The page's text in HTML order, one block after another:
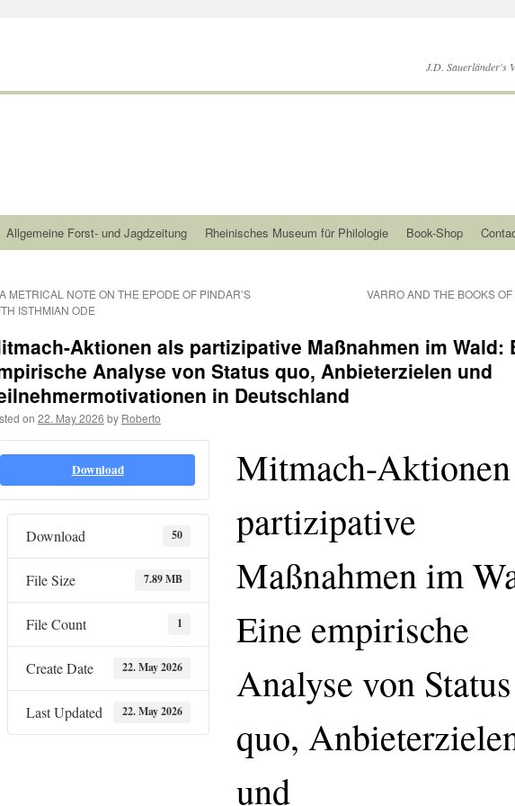
J.D. Sauerländer's
Allgemeine Forst- und Jagdzeitung Rheinisches Museum für Philologie Book-Shop
METRICAL NOTE ON THE EPODE OF PINDAR’S
ISTHMIAN ODE
VARRO AND THE BOOKS
Aktionen als partizipative Maßnahmen im Wald:
Analyse von Status quo, Anbieterzielen und
in Deutschland
on 22. May 2026 by Roberto
Download
Download 50
File Size 7.89 MB
File Count 1
Create Date 22. May 2026
Last Updated 22. May 2026
Mitmach-
partizipative
Maßnahmen im
Eine empirische
Analyse von Status
quo,
und